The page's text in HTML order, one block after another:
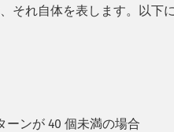
それ自体を表します。以下
ーンが 40 個未満の場合